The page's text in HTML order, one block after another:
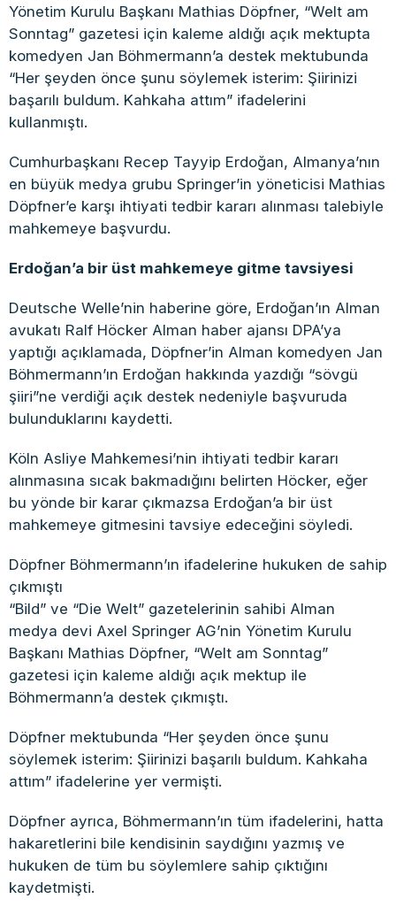
Yönetim Kurulu Başkanı Mathias Döpfner, “Welt am
Sonntag” gazetesi için kaleme aldığı açık mektupta
komedyen Jan Böhmermann’a destek mektubunda
“Her şeyden önce şunu söylemek isterim: Şiirinizi
başarılı buldum. Kahkaha attım” ifadelerini
kullanmıştı.
Cumhurbaşkanı Recep Tayyip Erdoğan, Almanya’nın
en büyük medya grubu Springer’in yöneticisi Mathias
Döpfner’e karşı ihtiyati tedbir kararı alınması talebiyle
mahkemeye başvurdu.
Erdoğan’a bir üst mahkemeye gitme tavsiyesi
Deutsche Welle’nin haberine göre, Erdoğan’ın Alman
avukatı Ralf Höcker Alman haber ajansı DPA’ya
yaptığı açıklamada, Döpfner’in Alman komedyen Jan
Böhmermann’ın Erdoğan hakkında yazdığı “sövgü
şiiri”ne verdiği açık destek nedeniyle başvuruda
bulunduklarını kaydetti.
Köln Asliye Mahkemesi’nin ihtiyati tedbir kararı
alınmasına sıcak bakmadığını belirten Höcker, eğer
bu yönde bir karar çıkmazsa Erdoğan’a bir üst
mahkemeye gitmesini tavsiye edeceğini söyledi.
Döpfner Böhmermann’ın ifadelerine hukuken de sahip
çıkmıştı
“Bild” ve “Die Welt” gazetelerinin sahibi Alman
medya devi Axel Springer AG’nin Yönetim Kurulu
Başkanı Mathias Döpfner, “Welt am Sonntag”
gazetesi için kaleme aldığı açık mektup ile
Böhmermann’a destek çıkmıştı.
Döpfner mektubunda “Her şeyden önce şunu
söylemek isterim: Şiirinizi başarılı buldum. Kahkaha
attım” ifadelerine yer vermişti.
Döpfner ayrıca, Böhmermann’ın tüm ifadelerini, hatta
hakaretlerini bile kendisinin saydığını yazmış ve
hukuken de tüm bu söylemlere sahip çıktığını
kaydetmişti.